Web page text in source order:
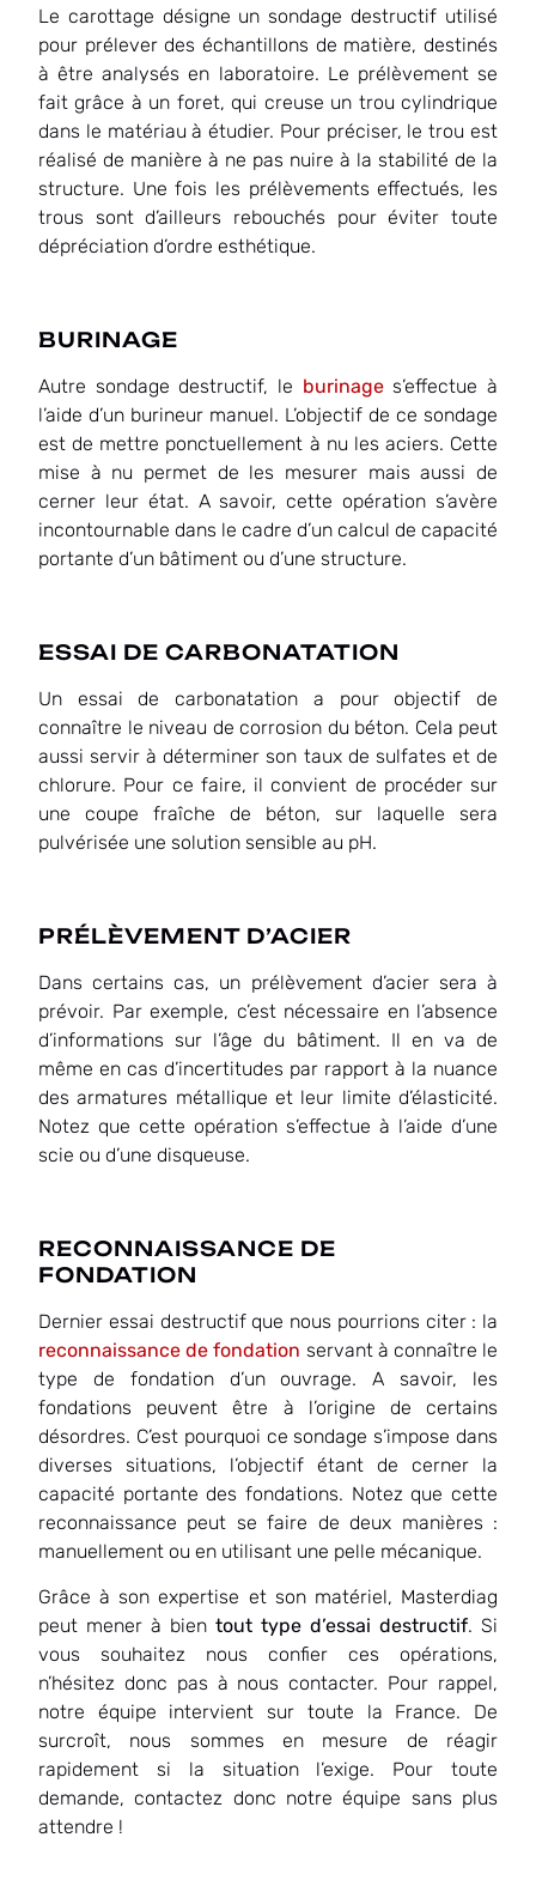
Le carottage désigne un sondage destructif utilisé
pour prélever des échantillons de matière, destinés
à être analysés en laboratoire. Le prélèvement se
fait grâce à un foret, qui creuse un trou cylindrique
dans le matériau à étudier. Pour préciser, le trou est
réalisé de manière à ne pas nuire à la stabilité de la
structure. Une fois les prélèvements effectués, les
trous sont d’ailleurs rebouchés pour éviter toute
dépréciation d’ordre esthétique.
BURINAGE
Autre sondage destructif, le burinage s’effectue à
l’aide d’un burineur manuel. L’objectif de ce sondage
est de mettre ponctuellement à nu les aciers. Cette
mise à nu permet de les mesurer mais aussi de
cerner leur état. A savoir, cette opération s’avère
incontournable dans le cadre d’un calcul de capacité
portante d’un bâtiment ou d’une structure.
ESSAI DE CARBONATATION
Un essai de carbonatation a pour objectif de
connaître le niveau de corrosion du béton. Cela peut
aussi servir à déterminer son taux de sulfates et de
chlorure. Pour ce faire, il convient de procéder sur
une coupe fraîche de béton, sur laquelle sera
pulvérisée une solution sensible au pH.
PRÉLÈVEMENT D’ACIER
Dans certains cas, un prélèvement d’acier sera à
prévoir. Par exemple, c’est nécessaire en l’absence
d’informations sur l’âge du bâtiment. Il en va de
même en cas d’incertitudes par rapport à la nuance
des armatures métallique et leur limite d’élasticité.
Notez que cette opération s’effectue à l’aide d’une
scie ou d’une disqueuse.
RECONNAISSANCE DE
FONDATION
Dernier essai destructif que nous pourrions citer : la
reconnaissance de fondation servant à connaître le
type de fondation d’un ouvrage. A savoir, les
fondations peuvent être à l’origine de certains
désordres. C’est pourquoi ce sondage s’impose dans
diverses situations, l’objectif étant de cerner la
capacité portante des fondations. Notez que cette
reconnaissance peut se faire de deux manières :
manuellement ou en utilisant une pelle mécanique.
Grâce à son expertise et son matériel, Masterdiag
peut mener à bien tout type d’essai destructif. Si
vous souhaitez nous confier ces opérations,
n’hésitez donc pas à nous contacter. Pour rappel,
notre équipe intervient sur toute la France. De
surcroît, nous sommes en mesure de réagir
rapidement si la situation l’exige. Pour toute
demande, contactez donc notre équipe sans plus
attendre !